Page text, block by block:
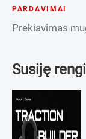
PARDAVIMAI
Prekiavimas
Susiję